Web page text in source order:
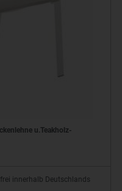
u.Teakholz-
innerhalb Deutschlands